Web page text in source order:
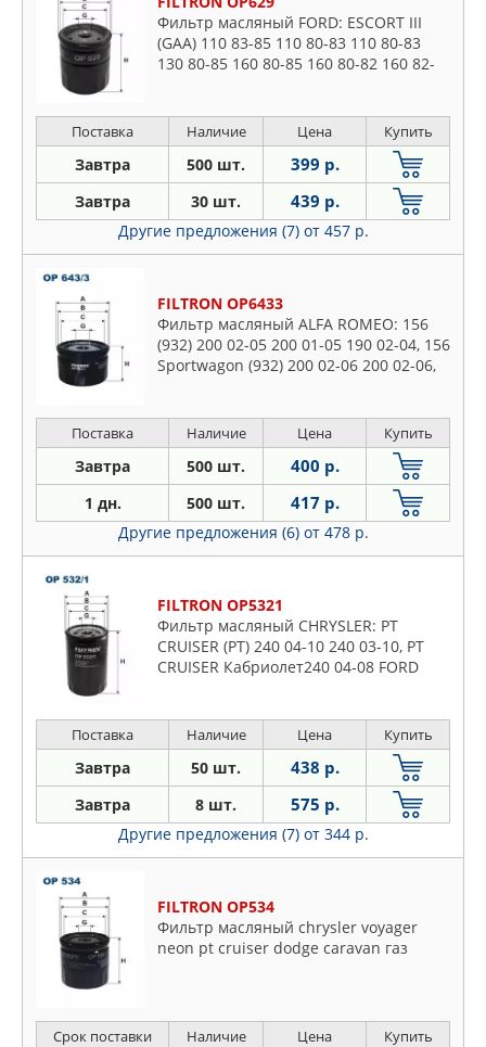
Фильтр масляный FORD: ESCORT III
(GAA) 110 83-85 110 80-83 110 80-83
130 80-85 160 80-85 160 80-82 160 82-
Поставка Наличие Цена Купить
Завтра 500 шт. 399 р.
Завтра 30 шт. 439 р.
Другие предложения (7) от 457 р.
FILTRON OP6433
Фильтр масляный ALFA ROMEO: 156
(932) 200 02-05 200 01-05 190 02-04, 156
Sportwagon (932) 200 02-06 200 02-06,
Поставка Наличие Цена Купить
Завтра 500 шт. 400 р.
1 дн. 500 шт. 417 р.
Другие предложения (6) от 478 р.
FILTRON OP5321
Фильтр масляный CHRYSLER: PT
CRUISER (PT) 240 04-10 240 03-10, PT
CRUISER Кабриолет240 04-08 FORD
Поставка Наличие Цена Купить
Завтра 50 шт. 438 р.
Завтра 8 шт. 575 р.
Другие предложения (7) от 344 р.
FILTRON OP534
Фильтр масляный chrysler voyager
neon pt cruiser dodge caravan газ
Срок поставки Наличие Цена Купить